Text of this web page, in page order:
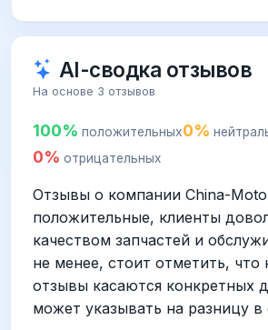
AI-сводка отзывов
На основе 3 отзывов
100% положительных0%
0% отрицательных
Отзывы о компании China-
положительные, клиенты
качеством запчастей и
не менее, стоит отметить, что
отзывы касаются конкретных
может указывать на разницу в